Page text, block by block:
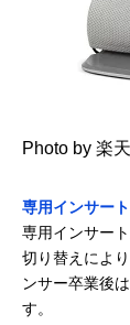
Photo by 楽
専用インサー
専用インサー
切り替えによ
ンサー卒業後
す。